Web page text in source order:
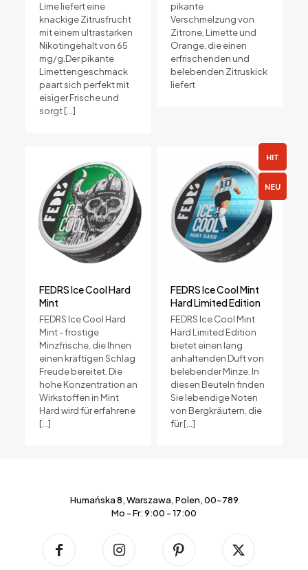
Portion
20 Beutel/Dose
Lime liefert eine
knackige Zitrusfrucht
mit einem ultrastarken
Nikotingehalt von 65
mg/g.Der pikante
Limettengeschmack
paart sich perfekt mit
eisiger Frische und
sorgt[…]
pikante
Verschmelzung von
Zitrone, Limette und
Orange, die einen
erfrischenden und
belebenden Zitruskick
liefert
FEDRS Ice Cool Hard
Mint
FEDRS Ice Cool Hard
Mint - frostige
Minzfrische, die Ihnen
einen kräftigen Schlag
Freude bereitet. Die
hohe Konzentration an
Wirkstoffen in Mint
Hard wird für erfahrene
[…]
HIT
NEU
FEDRS Ice Cool Mint
Hard Limited Edition
FEDRS Ice Cool Mint
Hard Limited Edition
bietet einen lang
anhaltenden Duft von
belebender Minze. In
diesen Beuteln finden
Sie lebendige Noten
von Bergkräutern, die
für[…]
Humańska 8, Warszawa, Polen, 00-789
Mo - Fr: 9:00 - 17:00